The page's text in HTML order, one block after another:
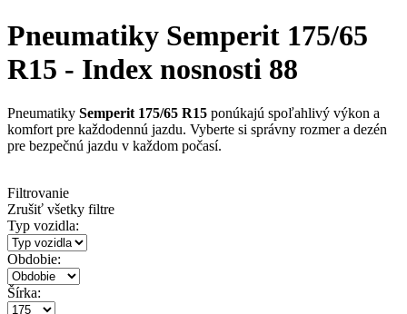
Pneumatiky Semperit 175/65
R15 - Index nosnosti 88
Pneumatiky Semperit 175/65 R15 ponúkajú spoľahlivý výkon a
komfort pre každodennú jazdu. Vyberte si správny rozmer a dezén
pre bezpečnú jazdu v každom počasí.
Filtrovanie
Zrušiť všetky filtre
Typ vozidla:
Obdobie:
Šírka: